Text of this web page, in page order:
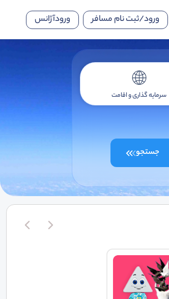
ورود/ثبت نام مسافر ورودآژانس
سرمایه گذاری و اقامت
جستجو